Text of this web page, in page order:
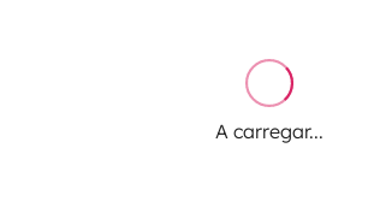
A carregar...